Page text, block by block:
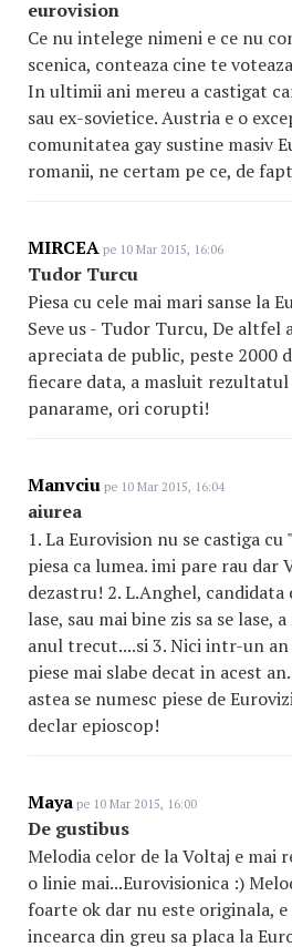
eurovision
Ce nu intelege nimeni e ce nu
scenica, conteaza cine te
In ultimii ani mereu a castigat
sau ex-sovietice. Austria e o
comunitatea gay sustine masiv
romanii, ne certam pe ce, de
MIRCEA pe 10 Mar 2015, 16:06
Tudor Turcu
Piesa cu cele mai mari sanse la
Seve us - Tudor Turcu, De altfel
apreciata de public, peste 2000
fiecare data, a masluit
panarame, ori corupti!
Manvciu pe 10 Mar 2015, 16:04
aiurea
1. La Eurovision nu se castiga cu
piesa ca lumea. imi pare rau dar
dezastru! 2. L.Anghel, candidata
lase, sau mai bine zis sa se lase,
anul trecut....si 3. Nici intr-un
piese mai slabe decat in acest
astea se numesc piese de
declar epioscop!
Maya pe 10 Mar 2015, 16:00
De gustibus
Melodia celor de la Voltaj e mai
o linie mai...Eurovisionica :)
foarte ok dar nu este originala,
incearca din greu sa placa la